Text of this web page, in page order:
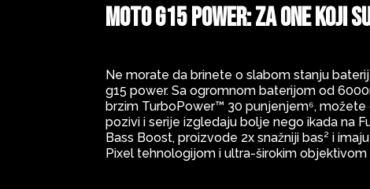
moto g15 power: Za one koji
Ne morate da brinete o slabom stanju
g15 power. Sa ogromnom baterijom od
brzim TurboPower™ 30 punjenjem⁶,
pozivi i serije izgledaju bolje nego ikada na
Bass Boost, proizvode 2x snažniji bas² i
Pixel tehnologijom i ultra-širokim